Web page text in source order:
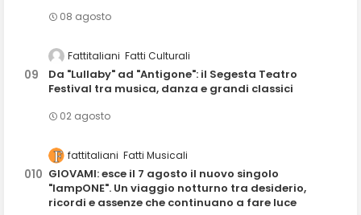
08 agosto
Fattitaliani Fatti Culturali
Da "Lullaby" ad "Antigone": il Segesta Teatro
Festival tra musica, danza e grandi classici
02 agosto
fattitaliani Fatti Musicali
GIOVAMI: esce il 7 agosto il nuovo singolo
"lampONE". Un viaggio notturno tra desiderio,
ricordi e assenze che continuano a fare luce